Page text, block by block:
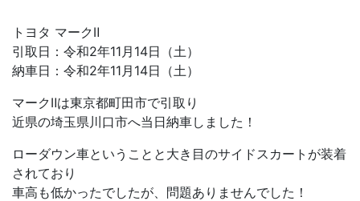
トヨタ マークⅡ
引取日：令和2年11月14日（土）
納車日：令和2年11月14日（土）
マークⅡは東京都町田市で引取り
近県の埼玉県川口市へ当日納車しました！
ローダウン車ということと大き目のサイドスカートが装着
されており
車高も低かったでしたが、問題ありませんでした！